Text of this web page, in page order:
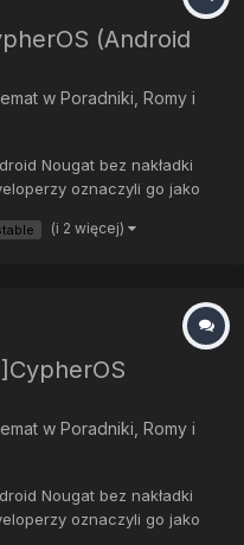
(Android
w Poradniki, Romy i
Nougat bez nakładki
oznaczyli go jako
przeze mnie
(i 2 więcej)
w Poradniki, Romy i
Nougat bez nakładki
oznaczyli go jako